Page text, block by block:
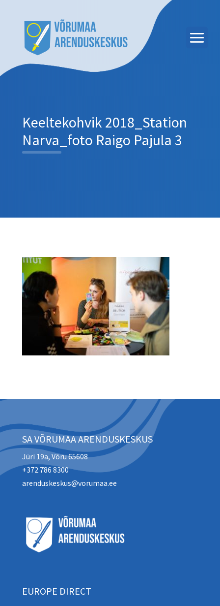
Keeltekohvik 2018_Station
Narva_foto Raigo Pajula 3
SA VÕRUMAA ARENDUSKESKUS
Jüri 19a, Võru 65608
+372 786 8300
arenduskeskus@vorumaa.ee
EUROPE DIRECT